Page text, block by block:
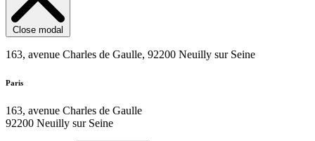
Close modal
163, avenue Charles de Gaulle, 92200 Neuilly sur Seine
Paris
163, avenue Charles de Gaulle
92200 Neuilly sur Seine